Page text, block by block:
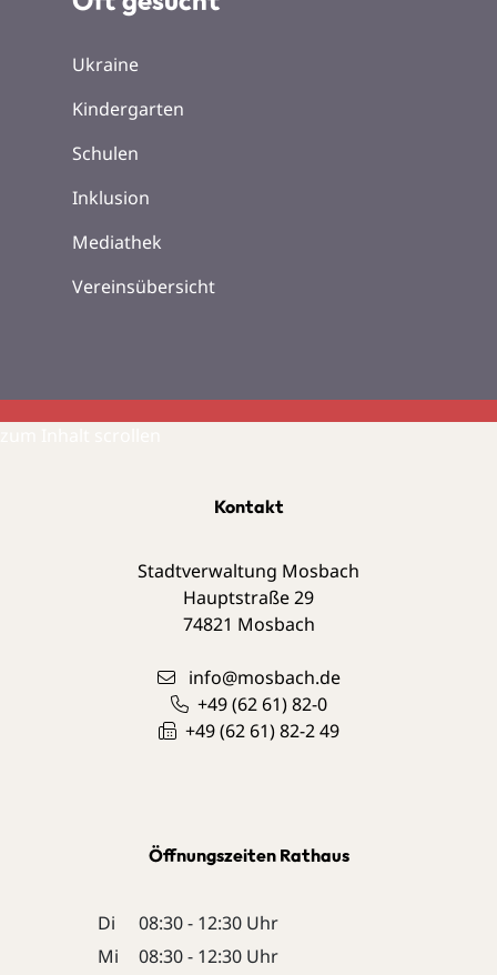
Ukraine
Kindergarten
Schulen
Inklusion
Mediathek
Vereinsübersicht
Kontakt
Stadtverwaltung Mosbach
Hauptstraße 29
74821 Mosbach
info@mosbach.de
+49 (62 61) 82-0
+49 (62 61) 82-2 49
Öffnungszeiten Rathaus
Di
08:30 - 12:30 Uhr
Mi
08:30 - 12:30 Uhr